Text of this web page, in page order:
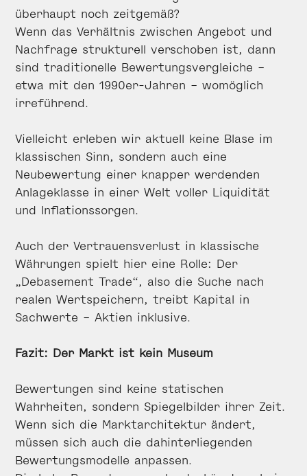
überhaupt noch zeitgemäß?
Wenn das Verhältnis zwischen Angebot und
Nachfrage strukturell verschoben ist, dann
sind traditionelle Bewertungsvergleiche –
etwa mit den 1990er-Jahren – womöglich
irreführend.
Vielleicht erleben wir aktuell keine Blase im
klassischen Sinn, sondern auch eine
Neubewertung einer knapper werdenden
Anlageklasse in einer Welt voller Liquidität
und Inflationssorgen.
Auch der Vertrauensverlust in klassische
Währungen spielt hier eine Rolle: Der
„Debasement Trade“, also die Suche nach
realen Wertspeichern, treibt Kapital in
Sachwerte – Aktien inklusive.
Fazit: Der Markt ist kein Museum
Bewertungen sind keine statischen
Wahrheiten, sondern Spiegelbilder ihrer Zeit.
Wenn sich die Marktarchitektur ändert,
müssen sich auch die dahinterliegenden
Bewertungsmodelle anpassen.